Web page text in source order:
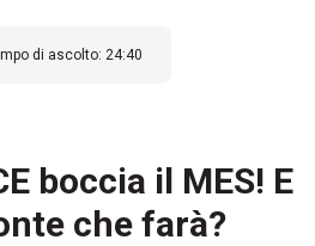
di ascolto: 24:40
boccia il MES! E
che farà?